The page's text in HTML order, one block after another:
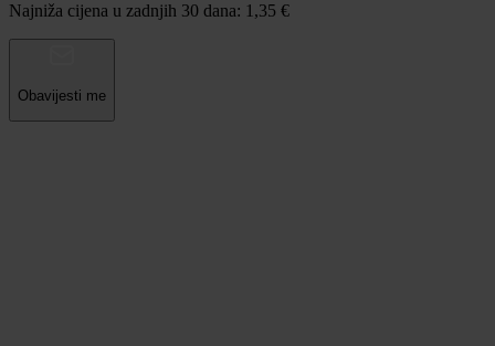
Najniža cijena u zadnjih 30 dana: 1,35 €
Obavijesti me